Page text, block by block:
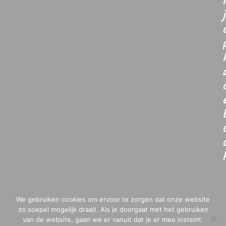
j
We gebruiken cookies om ervoor te zorgen dat onze website
zo soepel mogelijk draait. Als je doorgaat met het gebruiken
van de website, gaan we er vanuit dat je er mee instemt.